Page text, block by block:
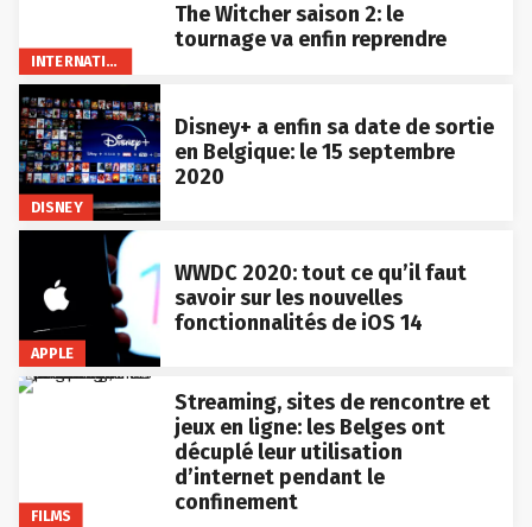
INTERNATIONAL
The Witcher saison 2: le
tournage va enfin reprendre
DISNEY
Disney+ a enfin sa date de sortie
en Belgique: le 15 septembre
2020
APPLE
WWDC 2020: tout ce qu’il faut
savoir sur les nouvelles
fonctionnalités de iOS 14
FILMS
Streaming, sites de rencontre et
jeux en ligne: les Belges ont
décuplé leur utilisation
d’internet pendant le
confinement